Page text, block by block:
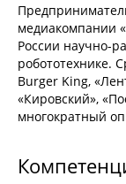
медиакомпании
России научно-
робототехнике.
Burger King,
«Кировский»,
многократный